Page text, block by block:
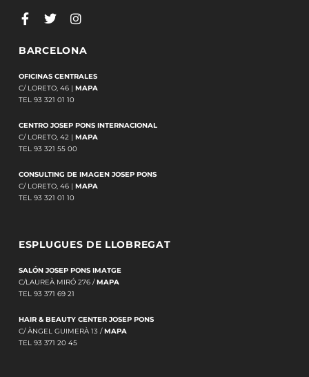
BARCELONA
OFICINAS CENTRALES
C/ LORETO, 46 | MAPA
TEL 93 321 01 10
CENTRO JOSEP PONS INTERNACIONAL
C/ LORETO, 42 | MAPA
TEL 93 321 55 00
CONSULTING DE IMAGEN JOSEP PONS
C/ LORETO, 46 | MAPA
TEL 93 321 01 10
ESPLUGUES DE LLOBREGAT
SALÓN JOSEP PONS IMATGE
C/LAUREÀ MIRÓ 276 /MAPA
TEL 93 371 69 21
HAIR & BEAUTY CENTER JOSEP PONS
C/ ÀNGEL GUIMERÀ 13 /MAPA
TEL 93 371 20 45